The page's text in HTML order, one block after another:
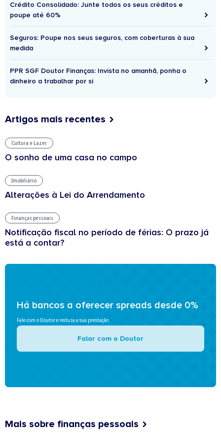
Crédito Consolidado: Junte todos os seus créditos e
poupe até 60%
Seguros: Poupe nos seus seguros, com coberturas à sua
medida
PPR SGF Doutor Finanças: Invista no amanhã, ponha o
dinheiro a trabalhar por si
Artigos mais recentes
Cultura e Lazer
O sonho de uma casa no campo
Imobiliário
Alterações à Lei do Arrendamento
Finanças pessoais
Notificação fiscal no período de férias: O prazo já
está a contar?
Há bancos a oferecer spreads desde 0%
Fale com o Doutor e reduza a sua prestação
Falar com o Doutor
Mais sobre finanças pessoais